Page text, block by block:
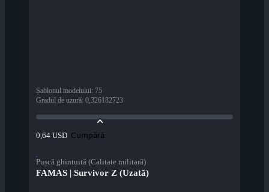
Șablonul modelului: 75
Gradul de uzură: 0,326182723
0,64 USD Cumpără
Pușcă ghintuită (Calitate militară)
FAMAS | Survivor Z (Uzată)